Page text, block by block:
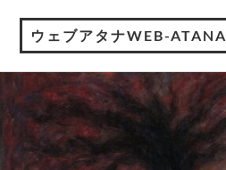
ウェブアタナWEB-ATANA